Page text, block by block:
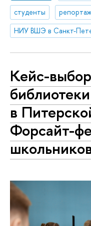
студенты
НИУ ВШЭ в Санкт-
Кейс-
в
Форсайт-